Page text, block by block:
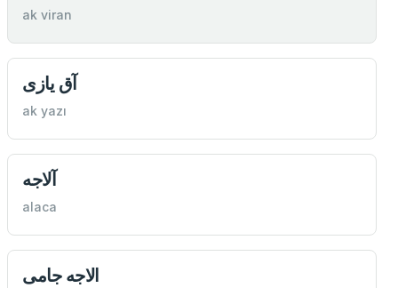
ak viran
آق يازی
ak yazı
آلاجه
alaca
الاجه جامی